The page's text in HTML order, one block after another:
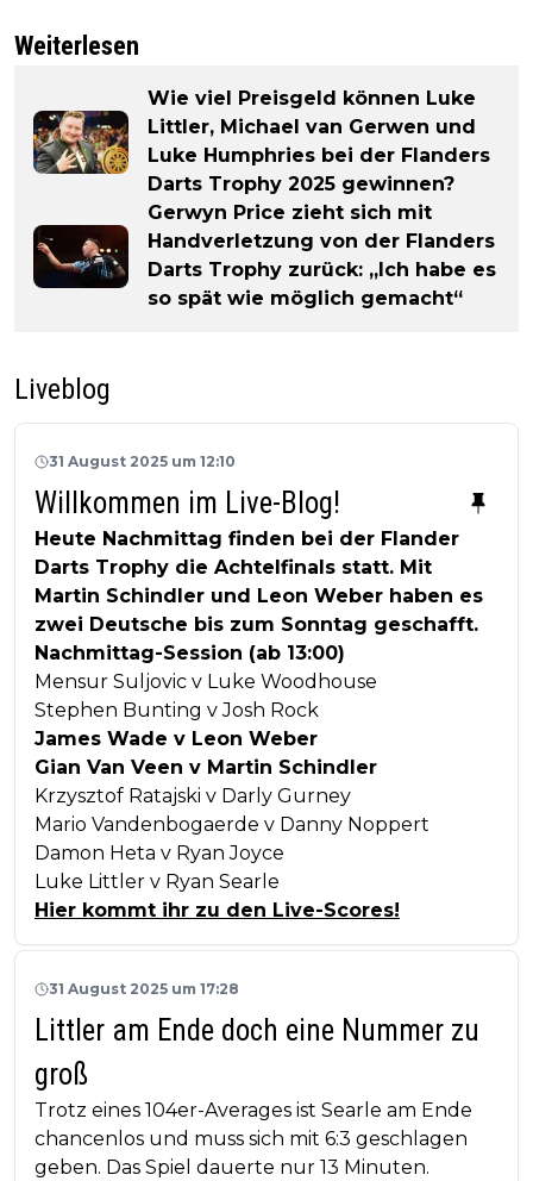
Weiterlesen
Wie viel Preisgeld können Luke
Littler, Michael van Gerwen und
Luke Humphries bei der Flanders
Darts Trophy 2025 gewinnen?
Gerwyn Price zieht sich mit
Handverletzung von der Flanders
Darts Trophy zurück: „Ich habe es
so spät wie möglich gemacht“
Liveblog
31 August 2025 um 12:10
Willkommen im Live-Blog!
Heute Nachmittag finden bei der Flander
Darts Trophy die Achtelfinals statt. Mit
Martin Schindler und Leon Weber haben es
zwei Deutsche bis zum Sonntag geschafft.
Nachmittag-Session (ab 13:00)
Mensur Suljovic v Luke Woodhouse
Stephen Bunting v Josh Rock
James Wade v Leon Weber
Gian Van Veen v Martin Schindler
Krzysztof Ratajski v Darly Gurney
Mario Vandenbogaerde v Danny Noppert
Damon Heta v Ryan Joyce
Luke Littler v Ryan Searle
Hier kommt ihr zu den Live-Scores!
31 August 2025 um 17:28
Littler am Ende doch eine Nummer zu
groß
Trotz eines 104er-Averages ist Searle am Ende
chancenlos und muss sich mit 6:3 geschlagen
geben. Das Spiel dauerte nur 13 Minuten.